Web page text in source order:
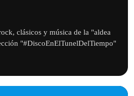
clásicos y música de la "aldea
"#DiscoEnElTunelDelTiempo"